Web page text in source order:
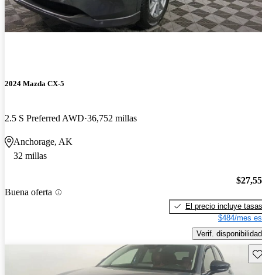
2024 Mazda CX-5
2.5 S Preferred AWD 36,752 millas
Anchorage, AK
32 millas
Buena oferta
El precio incluye tasas
$484/mes
Verif. disponibilidad